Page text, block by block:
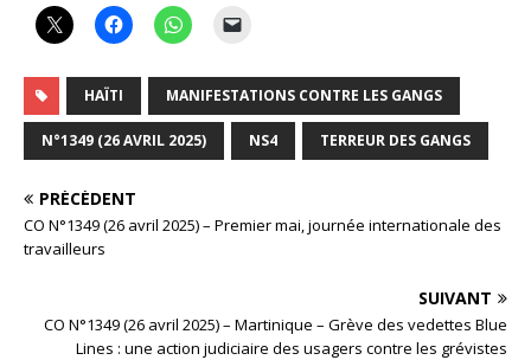
HAÏTI MANIFESTATIONS CONTRE LES GANGS
N°1349 (26 AVRIL 2025) NS4 TERREUR DES GANGS
PRÉCÉDENT
CO N°1349 (26 avril 2025) – Premier mai, journée internationale des
travailleurs
SUIVANT
CO N°1349 (26 avril 2025) – Martinique – Grève des vedettes Blue
Lines : une action judiciaire des usagers contre les grévistes